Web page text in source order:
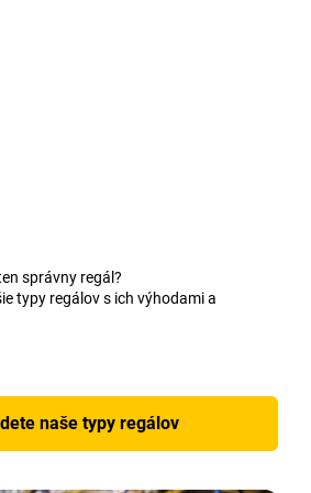
správny regál?
typy regálov s ich výhodami a
naše typy regálov